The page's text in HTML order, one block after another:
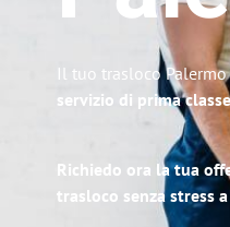
Il tuo trasloco
servizio di prima classe
Richiedo ora la tua
trasloco senza stress